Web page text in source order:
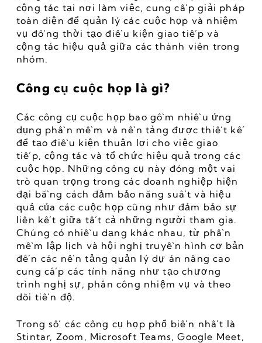
cộng tác tại nơi làm việc, cung cấp giải pháp
toàn diện để quản lý các cuộc họp và nhiệm
vụ đồng thời tạo điều kiện giao tiếp và
cộng tác hiệu quả giữa các thành viên trong
nhóm.
Công cụ cuộc họp là gì?
Các công cụ cuộc họp bao gồm nhiều ứng
dụng phần mềm và nền tảng được thiết kế
để tạo điều kiện thuận lợi cho việc giao
tiếp, cộng tác và tổ chức hiệu quả trong các
cuộc họp. Những công cụ này đóng một vai
trò quan trọng trong các doanh nghiệp hiện
đại bằng cách đảm bảo năng suất và hiệu
quả của các cuộc họp cũng như đảm bảo sự
liên kết giữa tất cả những người tham gia.
Chúng có nhiều dạng khác nhau, từ phần
mềm lập lịch và hội nghị truyền hình cơ bản
đến các nền tảng quản lý dự án nâng cao
cung cấp các tính năng như tạo chương
trình nghị sự, phân công nhiệm vụ và theo
dõi tiến độ.
Trong số các công cụ họp phổ biến nhất là
Stintar, Zoom, Microsoft Teams, Google Meet,